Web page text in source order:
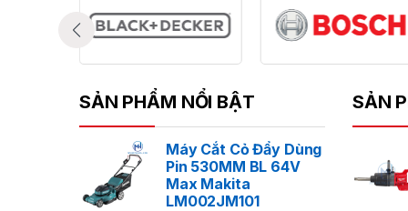
SẢN PHẨM NỔI BẬT
Máy Cắt Cỏ Đẩy Dùng
Pin 530MM BL 64V
Max Makita
LM002JM101
SẢN